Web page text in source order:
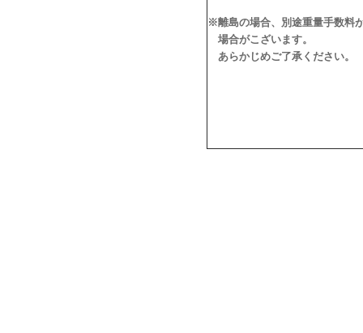
※離島の場合、別途重量手数料
場合がこざいます。
あらかじめご了承ください。